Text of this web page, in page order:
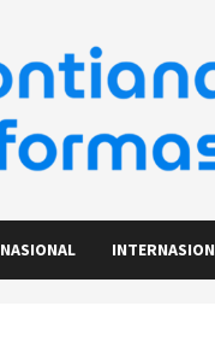
NASIONAL